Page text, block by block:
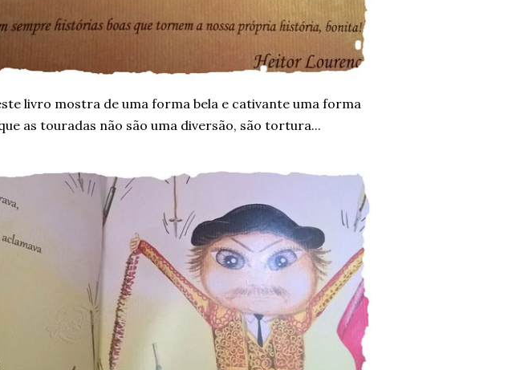
livro mostra de uma forma bela e cativante uma forma
as touradas não são uma diversão, são tortura...